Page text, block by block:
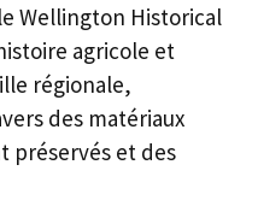
Wellington Historical
agricole et
régionale,
des matériaux
préservés et des